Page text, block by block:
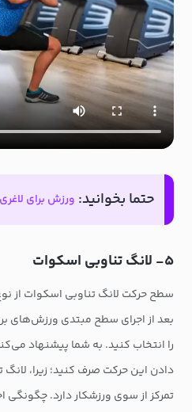
حتما بخوانید: ورزش برای
۵- لانگ تناوبی اسکوات
سطح حرکت لانگ تناوبی اسکوات از
بعد از اجرای سطح مبتدی ورزش‌های
را انتخاب کنید. به شما پیشنهاد
دادن این حرکت صرف کنید؛ زیرا،
تمرکز از سوی ورزشکار دارد. چگونگی